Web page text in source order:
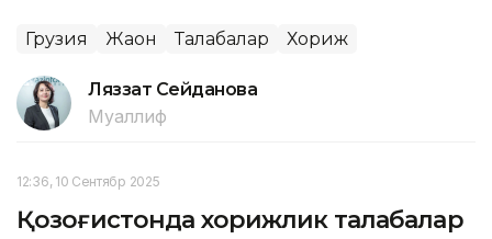
Грузия Жаҳон Талабалар Хориж
Ляззат Сейданова
Муаллиф
12:36, 10 Сентябр 2025
Қозоғистонда хорижлик талабалар